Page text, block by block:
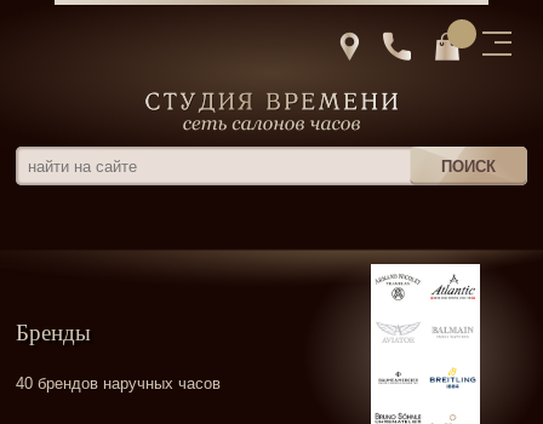
Бренды
40 брендов наручных часов